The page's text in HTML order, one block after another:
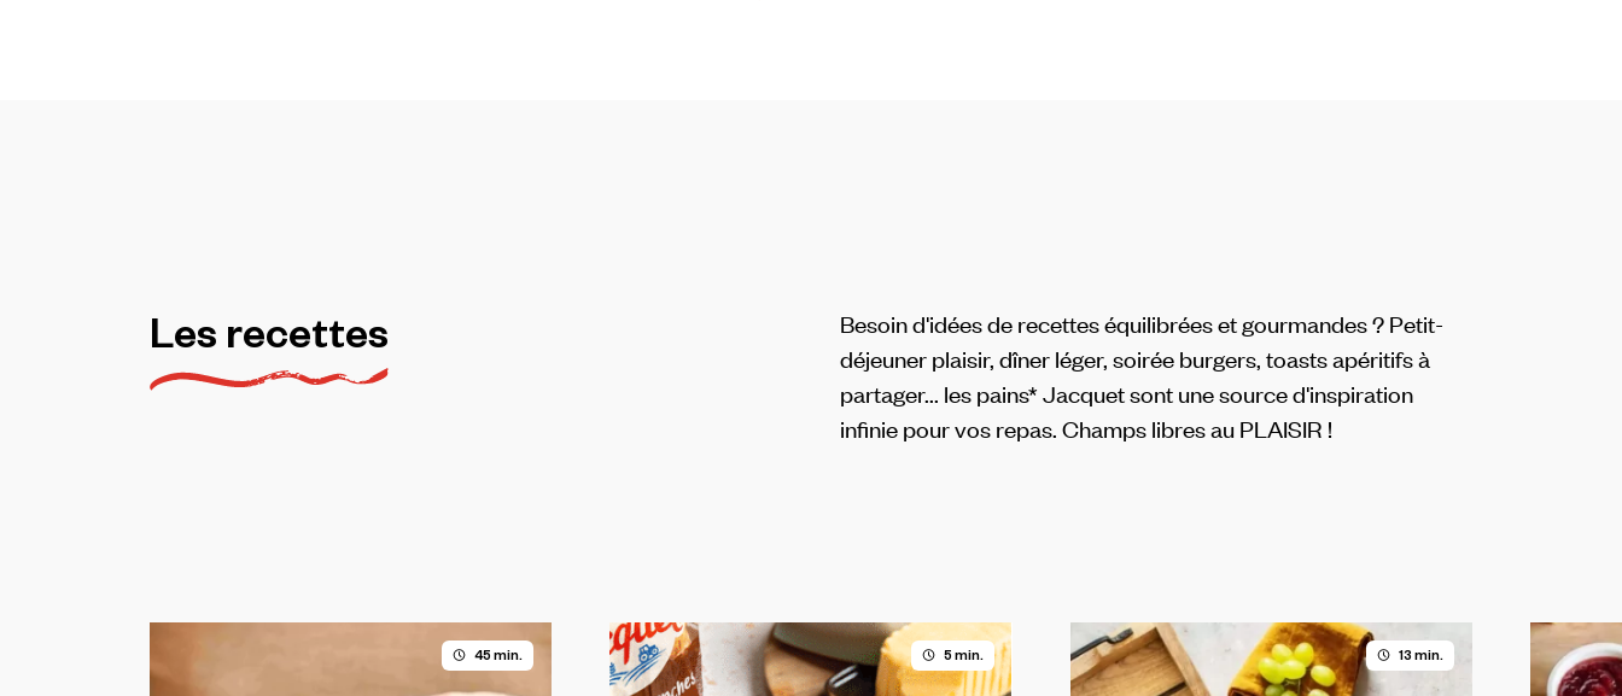
Les recettes
Besoin d'idées de recettes équilibrées et gourmandes ? Petit-
déjeuner plaisir, dîner léger, soirée burgers, toasts apéritifs à
partager... les pains* Jacquet sont une source d'inspiration
infinie pour vos repas. Champs libres au PLAISIR !
45 min. 5 min. 13 min.